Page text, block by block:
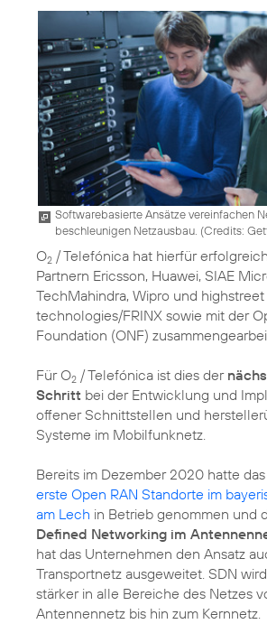
Softwarebasierte Ansätze vereinfachen
beschleunigen Netzausbau. (Credits:
O2 / Telefónica hat hierfür
Partnern Ericsson, Huawei, SIAE
TechMahindra, Wipro und highstreet
technologies/FRINX sowie mit der
Foundation (ONF)
Für O2 / Telefónica ist dies der
Schritt bei der Entwicklung und
offener Schnittstellen und
Systeme im Mobilfunknetz.
Bereits im Dezember 2020 hatte
erste Open RAN Standorte im
am Lech in Betrieb genommen und
Defined Networking im
hat das Unternehmen den Ansatz
Transportnetz ausgeweitet. SDN
stärker in alle Bereiche des Netzes
Antennennetz bis hin zum Kernnetz.